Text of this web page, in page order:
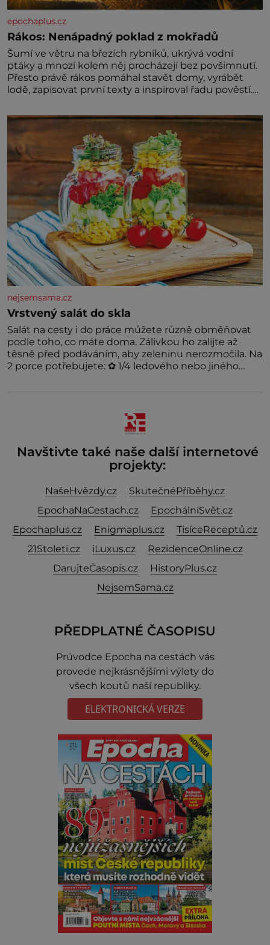
epochaplus.cz
Rákos: Nenápadný poklad z mokřadů
Šumí ve větru na březích rybníků, ukrývá vodní
ptáky a mnozí kolem něj procházejí bez povšimnutí.
Přesto právě rákos pomáhal stavět domy, vyrábět
lodě, zapisovat první texty a inspiroval řadu pověstí.
už tisíce let. Většina lidí vnímá rákos jen jako
obyčejnou kulisu letního koupání. Stačí se však
podívat
nejsemsama.cz
Vrstvený salát do skla
Salát na cesty i do práce můžete různě obměňovat
podle toho, co máte doma. Zálivkou ho zalijte až
těsně před podáváním, aby zeleninu nerozmočila. Na
2 porce potřebujete: ✿ 1/4 ledového nebo jiného
Navštivte také naše další internetové
projekty:
NašeHvězdy.cz
SkutečnéPříběhy.cz
EpochaNaCestach.cz
EpochálníSvět.cz
Epochaplus.cz
Enigmaplus.cz
TisíceReceptů.cz
21Stoleti.cz
iLuxus.cz
RezidenceOnline.cz
DarujteČasopis.cz
HistoryPlus.cz
NejsemSama.cz
PŘEDPLATNÉ ČASOPISU
Prúvodce Epocha na cestách vás
provede nejkrásnějšími výlety do
všech koutů naší republiky.
ELEKTRONICKÁ VERZE